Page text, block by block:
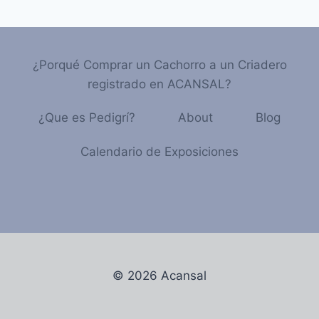
¿Porqué Comprar un Cachorro a un Criadero
registrado en ACANSAL?
¿Que es Pedigrí? About Blog
Calendario de Exposiciones
© 2026 Acansal